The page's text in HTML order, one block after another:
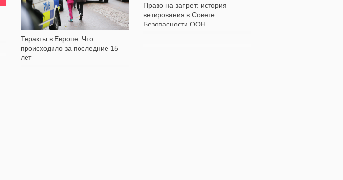
Теракты в Европе: Что
происходило за последние 15
лет
Право на запрет: история
ветирования в Совете
Безопасности ООН